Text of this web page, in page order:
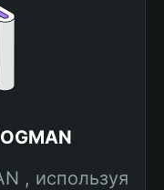
, используя